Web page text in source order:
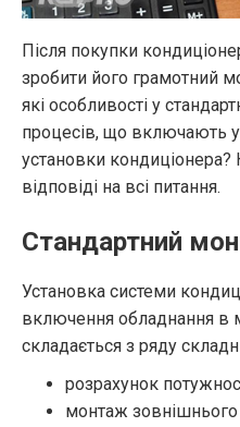
Після покупки
зробити його грамотний
які особливості у
процесів, що включають у
установки
відповіді на всі питання.
Стандартний
Установка системи
включення обладнання в
складається з ряду
розрахунок
монтаж зовнішнього